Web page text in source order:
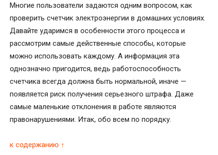
Многие пользователи задаются одним вопросом, как
проверить счетчик электроэнергии в домашних условиях.
Давайте ударимся в особенности этого процесса и
рассмотрим самые действенные способы, которые
можно использовать каждому. А информация эта
однозначно пригодится, ведь работоспособность
счетчика всегда должна быть нормальной, иначе —
появляется риск получения серьезного штрафа. Даже
самые маленькие отклонения в работе являются
правонарушениями. Итак, обо всем по порядку.
к содержанию ↑